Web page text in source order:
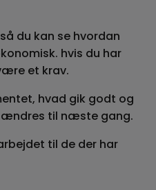
du kan se hvordan
hvis du har
et krav.
hvad gik godt og
ændres til næste gang.
til de der har